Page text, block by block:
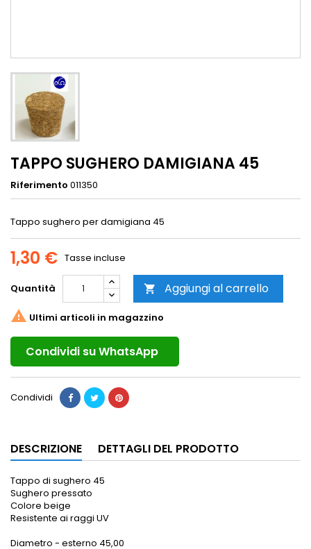
TAPPO SUGHERO DAMIGIANA 45
Riferimento 011350
Tappo sughero per damigiana 45
1,30 € Tasse incluse
Quantità  Aggiungi al carrello
 Ultimi articoli in magazzino
Condividi su WhatsApp
Condividi
DESCRIZIONE DETTAGLI DEL PRODOTTO
Tappo di sughero 45
Sughero pressato
Colore beige
Resistente ai raggi UV
Diametro - esterno 45,00